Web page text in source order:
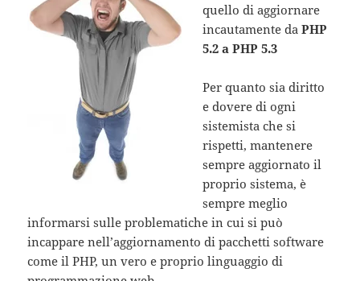
quello di aggiornare
incautamente daPHP
5.2 a PHP 5.3
Per quanto sia diritto
e dovere di ogni
sistemista che si
rispetti, mantenere
sempre aggiornato il
proprio sistema, è
sempre meglio
informarsi sulle problematiche in cui si può
incappare nell’aggiornamento di pacchetti software
come il PHP, un vero e proprio linguaggio di